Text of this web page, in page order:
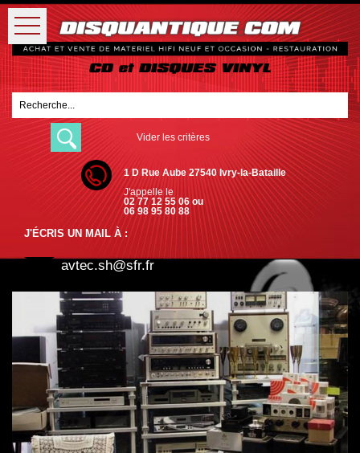
Vider les critères
1 D Rue Aube 27540 Ivry-la-Bataille
J'appelle le
02 77 12 55 06 ou
06 98 95 80 88
J'ÉCRIS UN MAIL À :
avtec.sh@sfr.fr